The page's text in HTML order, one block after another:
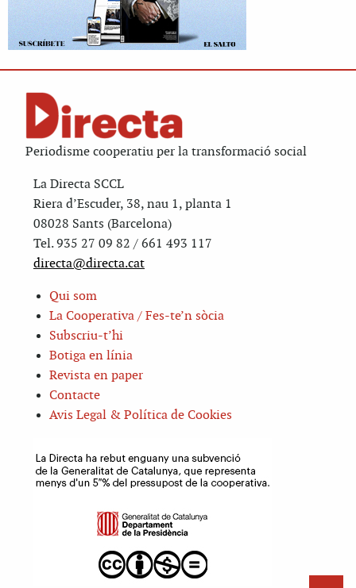
Periodisme cooperatiu per la transformació social
La Directa SCCL
Riera d’Escuder, 38, nau 1, planta 1
08028 Sants (Barcelona)
Tel. 935 27 09 82 / 661 493 117
directa@directa.cat
Qui som
La Cooperativa / Fes-te’n sòcia
Subscriu-t’hi
Botiga en línia
Revista en paper
Contacte
Avis Legal & Política de Cookies